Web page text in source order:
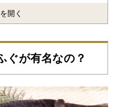
開く
ぐが有名なの？